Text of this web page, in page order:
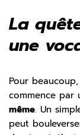
La
une
Pour
commence par
même. Un
peut